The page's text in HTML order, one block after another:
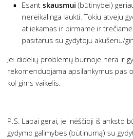
Esant skausmui (būtinybei)
nereikalinga laukti. Tokiu atveju
atliekamas ir pirmame ir
pasitarus su gydytoju akušeriu/
Jei didelių problemų burnoje nėra ir
rekomenduojama apsilankymus pas
kol gims vaikelis.
P.S. Labai gerai, jei nėščioji iš anksto
gydymo galimybes (būtinumą) su